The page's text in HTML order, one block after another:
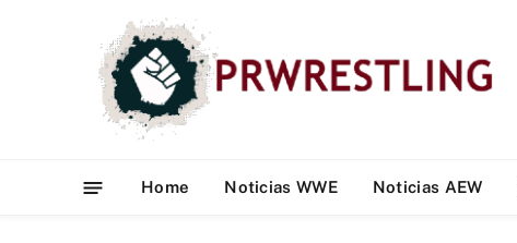
Home Noticias WWE Noticias AEW